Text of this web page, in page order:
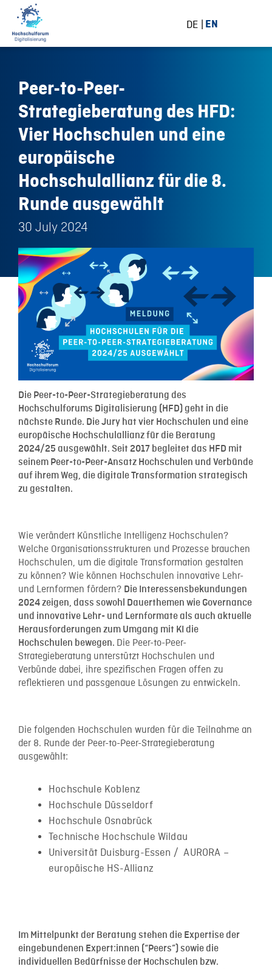
DE EN
Peer-to-Peer-
Strategieberatung des HFD:
Vier Hochschulen und eine
europäische
Hochschulallianz für die 8.
Runde ausgewählt
30 July 2024
Die Peer-to-Peer-Strategieberatung des
Hochschulforums Digitalisierung (HFD) geht in die
nächste Runde. Die Jury hat vier Hochschulen und eine
europäische Hochschulallianz für die Beratung
2024/25 ausgewählt. Seit 2017 begleitet das HFD mit
seinem Peer-to-Peer-Ansatz Hochschulen und Verbünde
auf ihrem Weg, die digitale Transformation strategisch
zu gestalten.
Wie verändert Künstliche Intelligenz Hochschulen?
Welche Organisationsstrukturen und Prozesse brauchen
Hochschulen, um die digitale Transformation gestalten
zu können? Wie können Hochschulen innovative Lehr-
und Lernformen fördern? Die Interessensbekundungen
2024 zeigen, dass sowohl Dauerthemen wie Governance
und innovative Lehr- und Lernformate als auch aktuelle
Herausforderungen zum Umgang mit KI die
Hochschulen bewegen. Die Peer-to-Peer-
Strategieberatung unterstützt Hochschulen und
Verbünde dabei, ihre spezifischen Fragen offen zu
reflektieren und passgenaue Lösungen zu entwickeln.
Die folgenden Hochschulen wurden für die Teilnahme an
der 8. Runde der Peer-to-Peer-Strategieberatung
ausgewählt:
Hochschule Koblenz
Hochschule Düsseldorf
Hochschule Osnabrück
Technische Hochschule Wildau
Universität Duisburg-Essen / AURORA –
europäische HS-Allianz
Im Mittelpunkt der Beratung stehen die Expertise der
eingebundenen Expert:innen (“Peers”) sowie die
individuellen Bedürfnisse der Hochschulen bzw.